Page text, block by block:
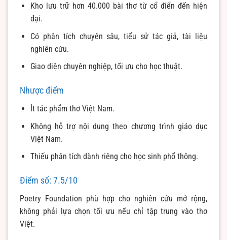
Kho lưu trữ hơn 40.000 bài thơ từ cổ điển đến hiện
đại.
Có phân tích chuyên sâu, tiểu sử tác giả, tài liệu
nghiên cứu.
Giao diện chuyên nghiệp, tối ưu cho học thuật.
Nhược điểm
Ít tác phẩm thơ Việt Nam.
Không hỗ trợ nội dung theo chương trình giáo dục
Việt Nam.
Thiếu phân tích dành riêng cho học sinh phổ thông.
Điểm số: 7.5/10
Poetry Foundation phù hợp cho nghiên cứu mở rộng,
không phải lựa chọn tối ưu nếu chỉ tập trung vào thơ
Việt.